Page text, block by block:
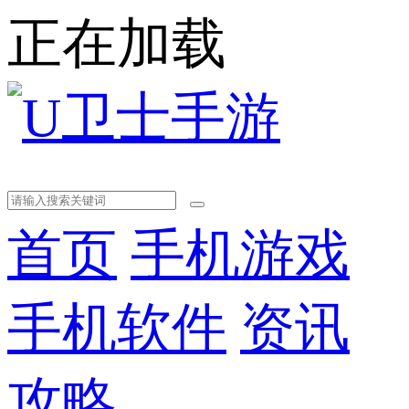
正在加载
首页 手机游戏
手机软件 资讯